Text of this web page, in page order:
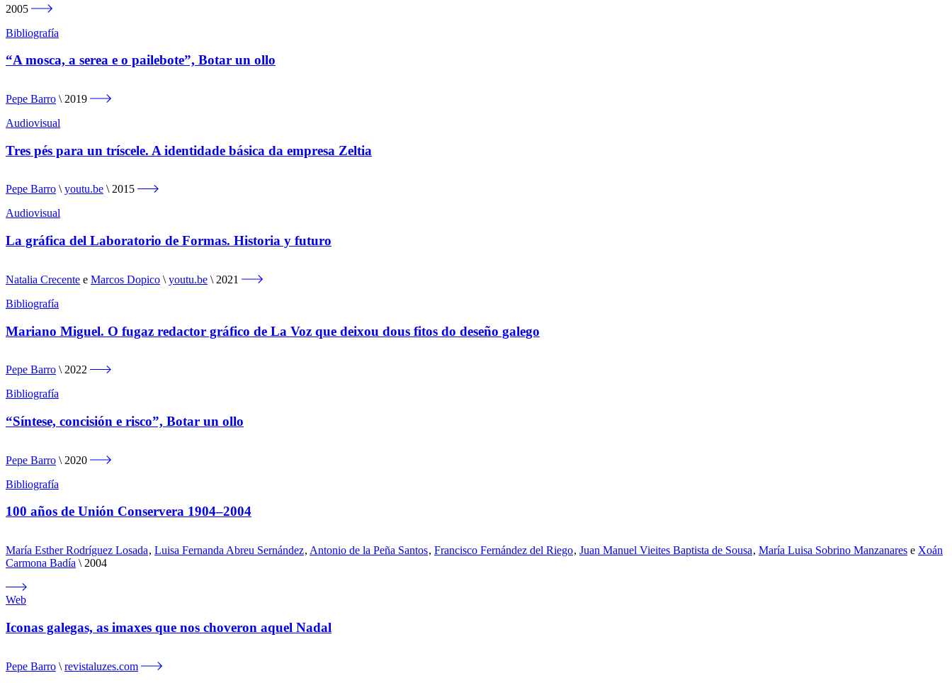
2005
Bibliografía
“A mosca, a serea e o pailebote”, Botar un ollo
Pepe Barro
2019
Audiovisual
Tres pés para un tríscele. A identidade básica da empresa Zeltia
Pepe Barro youtu.be
2015
Audiovisual
La gráfica del Laboratorio de Formas. Historia y futuro
Natalia Crecente e Marcos Dopico youtu.be
2021
Bibliografía
Mariano Miguel. O fugaz redactor gráfico de La Voz que deixou dous fitos do deseño galego
Pepe Barro
2022
Bibliografía
“Síntese, concisión e risco”, Botar un ollo
Pepe Barro
2020
Bibliografía
100 años de Unión Conservera 1904–2004
María Esther Rodríguez Losada, Luisa Fernanda Abreu Sernández, Antonio de la Peña Santos, Francisco Fernández del Riego, Juan Manuel Vieites Baptista de Sousa, María Luisa Sobrino Manzanares e Xoán
Carmona Badía
2004
Web
Iconas galegas, as imaxes que nos choveron aquel Nadal
Pepe Barro
revistaluzes.com